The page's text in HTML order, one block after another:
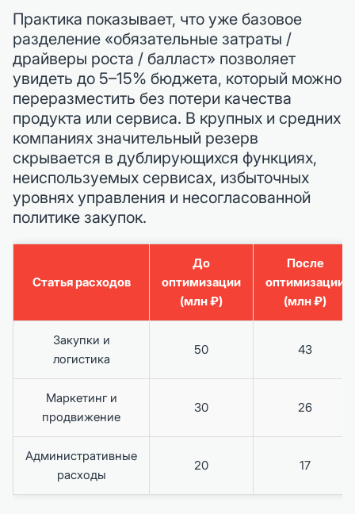
Практика показывает, что уже базовое
разделение «обязательные затраты /
драйверы роста / балласт» позволяет
увидеть до 5–15% бюджета, который можно
переразместить без потери качества
продукта или сервиса. В крупных и средних
компаниях значительный резерв
скрывается в дублирующихся функциях,
неиспользуемых сервисах, избыточных
уровнях управления и несогласованной
политике закупок.
Статья расходов
До
оптимизации
(млн ₽)
После
оптимизации
(млн ₽)
Закупки и
логистика
50 43
Маркетинг и
продвижение
30 26
Административные
расходы
20 17